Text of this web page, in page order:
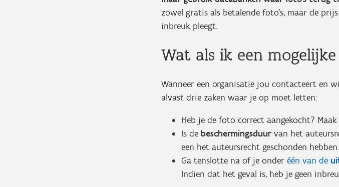
zowel gratis als betalende foto’s, maar de
inbreuk pleegt.
Wat als ik een
Wanneer een organisatie jou contacteert en
alvast drie zaken waar je op moet letten:
Heb je de foto correct aangekocht?
Is de beschermingsduur van het
een het auteursrecht geschonden hebben.
Ga tenslotte na of je onderéén van de
Indien dat het geval is, heb je geen